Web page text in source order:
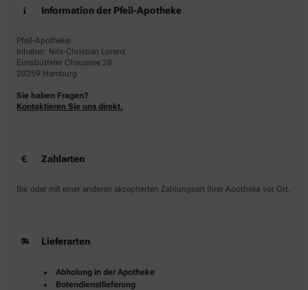
Information der Pfeil-Apotheke
Pfeil-Apotheke
Inhaber: Nils-Christian Lorenz
Eimsbütteler Chaussee 28
20259 Hamburg
Sie haben Fragen?
Kontaktieren Sie uns direkt.
Zahlarten
Bar oder mit einer anderen akzeptierten Zahlungsart Ihrer Apotheke vor Ort.
Lieferarten
Abholung in der Apotheke
Botendienstlieferung